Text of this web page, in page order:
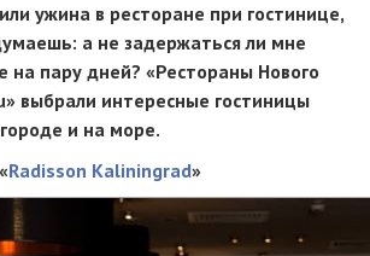
ужина в ресторане при гостинице,
а не задержаться ли мне
на пару дней? «Рестораны Нового
выбрали интересные гостиницы
и на море.
«Radisson Kaliningrad»